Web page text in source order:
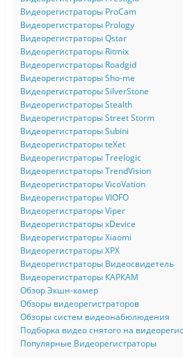
Видеорегистраторы ProCam
Видеорегистраторы Prology
Видеорегистраторы Qstar
Видеорегистраторы Ritmix
Видеорегистраторы Roadgid
Видеорегистраторы Sho-me
Видеорегистраторы SilverStone
Видеорегистраторы Stealth
Видеорегистраторы Street Storm
Видеорегистраторы Subini
Видеорегистраторы teXet
Видеорегистраторы Treelogic
Видеорегистраторы TrendVision
Видеорегистраторы VicoVation
Видеорегистраторы VIOFO
Видеорегистраторы Viper
Видеорегистраторы xDevice
Видеорегистраторы Xiaomi
Видеорегистраторы XPX
Видеорегистраторы Видеосвидетель
Видеорегистраторы КАРКАМ
Обзор Экшн-камер
Обзоры видеорегистраторов
Обзоры систем видеонабюлюдения
Подборка видео снятого на
Популярные Видеорегистраторы